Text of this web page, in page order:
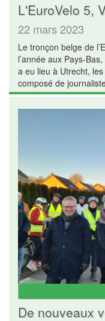
L'EuroVelo 5,
22 mars 2023
Le tronçon belge de
l’année aux Pays-
a eu lieu à Utrecht,
composé de
De nouveaux